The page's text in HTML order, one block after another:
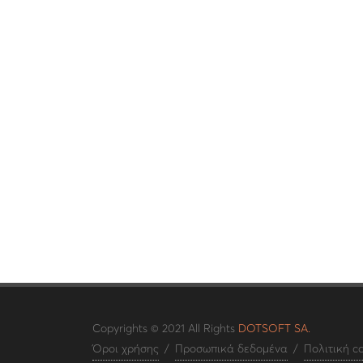
Copyrights © 2021 All Rights DOTSOFT SA.
Όροι χρήσης / Προσωπικά δεδομένα / Πολιτική